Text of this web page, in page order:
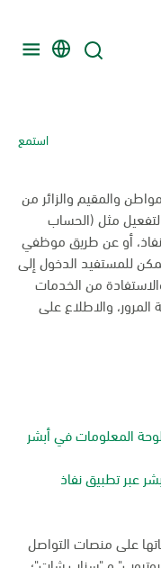
استمع
والمقيم والزائر من
مثل (الحساب
نفاذ، أو عن طريق موظفي
للمستفيد الدخول إلى
من الخدمات
المرور، والاطلاع على
المعلومات في أبشر
عبر تطبيق نفاذ
على منصات التواصل